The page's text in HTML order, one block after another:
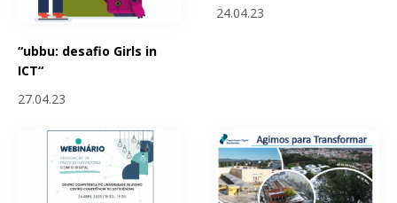
“ubbu: desafio Girls in
ICT“
27.04.23
24.04.23